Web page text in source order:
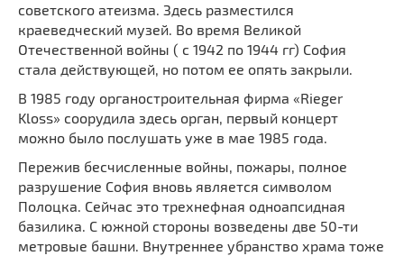
советского атеизма. Здесь разместился
краеведческий музей. Во время Великой
Отечественной войны ( с 1942 по 1944 гг) София
стала действующей, но потом ее опять закрыли.
В 1985 году органостроительная фирма «Rieger
Kloss» соорудила здесь орган, первый концерт
можно было послушать уже в мае 1985 года.
Пережив бесчисленные войны, пожары, полное
разрушение София вновь является символом
Полоцка. Сейчас это трехнефная одноапсидная
базилика. С южной стороны возведены две 50-ти
метровые башни. Внутреннее убранство храма тоже